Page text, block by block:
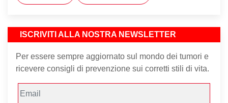
ISCRIVITI ALLA NOSTRA NEWSLETTER
Per essere sempre aggiornato sul mondo dei tumori e
ricevere consigli di prevenzione sui corretti stili di vita.